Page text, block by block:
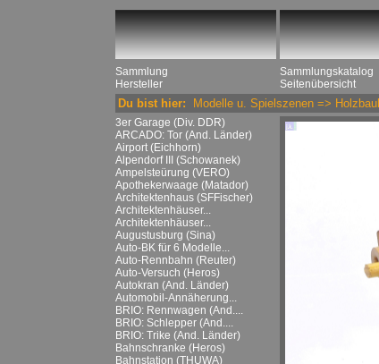
Sammlung
Hersteller
Sammlungskatalog
Seitenübersicht
Du bist hier: Modelle u. Spielszenen =>
3er Garage (Div. DDR)
ARCADO: Tor (And. Länder)
Airport (Eichhorn)
Alpendorf III (Schowanek)
Ampelsteürung (VERO)
Apothekerwaage (Matador)
Architektenhaus (SFFischer)
Architektenhäuser...
Architektenhäuser...
Augustusburg (Sina)
Auto-BK für 6 Modelle...
Auto-Rennbahn (Reuter)
Auto-Versuch (Heros)
Autokran (And. Länder)
Automobil-Annäherung...
BRIO: Rennwagen (And....
BRIO: Schlepper (And....
BRIO: Trike (And. Länder)
Bahnschranke (Heros)
Bahnstation (THUWA)